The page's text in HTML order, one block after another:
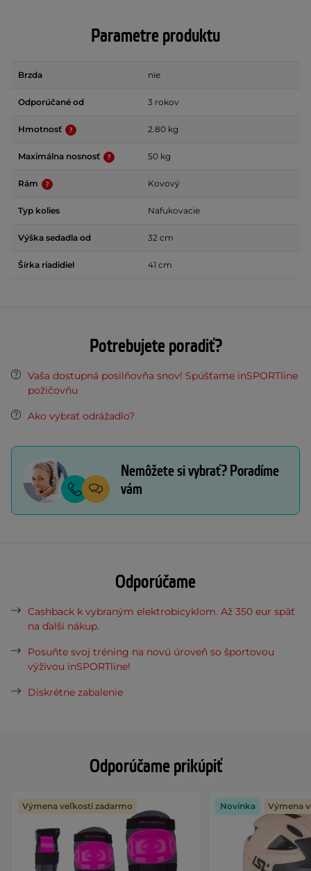
Odporúčame prikúpiť
Výmena veľkosti zadarmo Novinka Výmena
Parametre produktu
Brzda nie
Odporúčané od 3 rokov
Hmotnosť 2.80 kg
Maximálna nosnosť 50 kg
Rám Kovový
Typ kolies Nafukovacie
Výška sedadla od 32 cm
Šírka riadidiel 41 cm
Potrebujete poradiť?
Vaša dostupná posilňovňa snov! Spúšťame inSPORTline
požičovňu
Ako vybrať odrážadlo?
Nemôžete si vybrať? Poradíme
vám
Odporúčame
Cashback k vybraným elektrobicyklom. Až 350 eur späť
na ďalší nákup.
Posuňte svoj tréning na novú úroveň so športovou
výživou inSPORTline!
Diskrétne zabalenie